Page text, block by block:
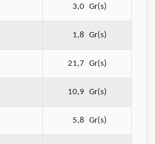
3,0 Gr(s)
1,8 Gr(s)
21,7 Gr(s)
10,9 Gr(s)
5,8 Gr(s)